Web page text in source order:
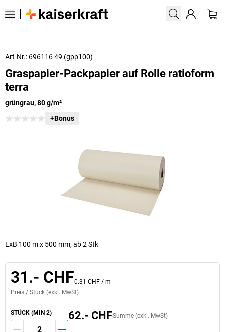
Art-Nr.: 696116 49 (gpp100)
Graspapier-Packpapier auf Rolle ratioform
terra
grüngrau, 80 g/m²
+Bonus
LxB 100 m x 500 mm, ab 2 Stk
31.- CHF0.31 CHF / m
Preis / Stück (exkl. MwSt)
STÜCK (MIN 2) Summe (exkl. MwSt)
62.- CHF